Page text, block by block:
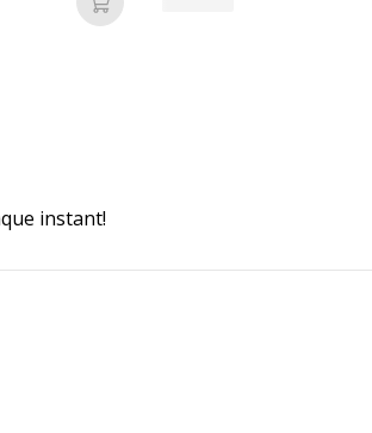
Ajouter au panier
instant!